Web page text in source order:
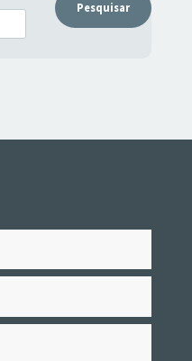
Pesquisar